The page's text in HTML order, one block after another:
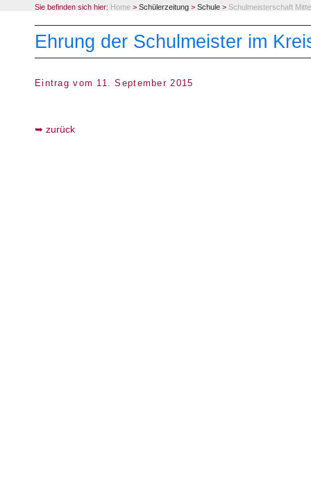
Sie befinden sich hier: Home > Schülerzeitung > Schule > Schulmeisterschaft
Ehrung der Schulmeister im
Eintrag vom 11. September 2015
zurück